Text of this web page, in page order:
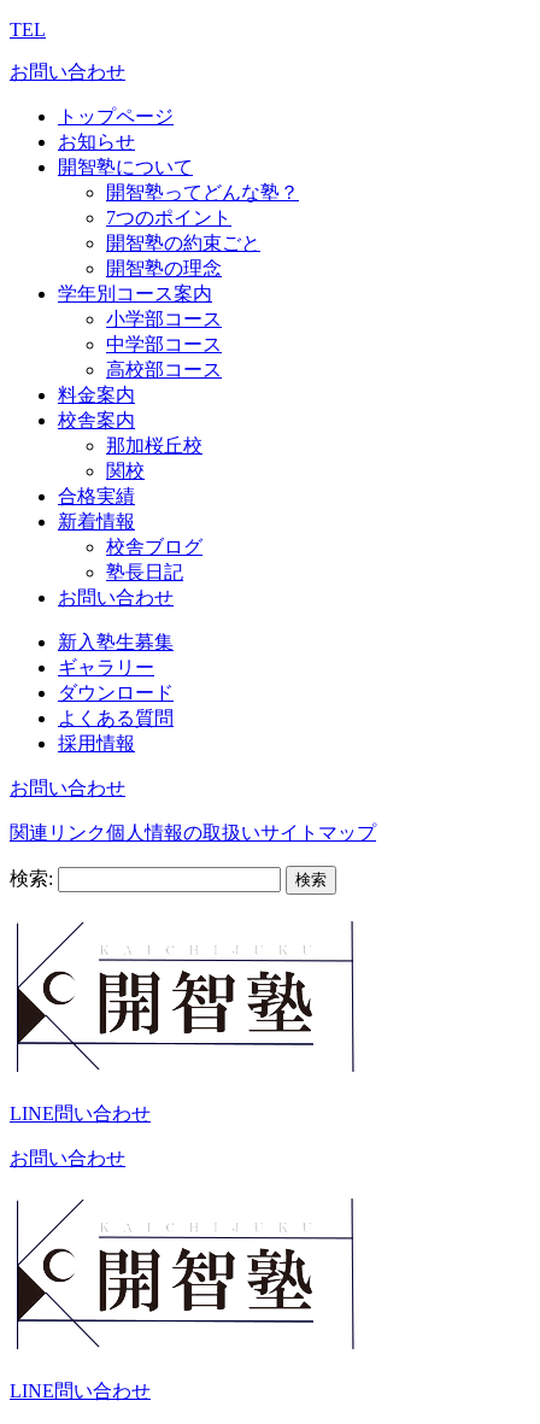
TEL
お問い合わせ
トップページ
お知らせ
開智塾について
開智塾ってどんな塾？
7つのポイント
開智塾の約束ごと
開智塾の理念
学年別コース案内
小学部コース
中学部コース
高校部コース
料金案内
校舎案内
那加桜丘校
関校
合格実績
新着情報
校舎ブログ
塾長日記
お問い合わせ
新入塾生募集
ギャラリー
ダウンロード
よくある質問
採用情報
お問い合わせ
関連リンク個人情報の取扱いサイトマップ
検索:
LINE問い合わせ
お問い合わせ
LINE問い合わせ